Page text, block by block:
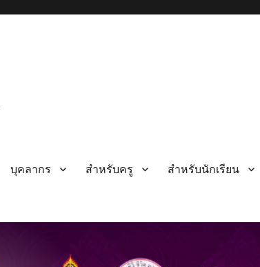
บุคลากร สำหรับครู สำหรับนักเรียน